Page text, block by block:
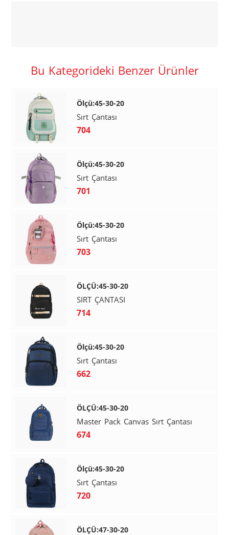
Bu Kategorideki Benzer Ürünler
Ölçü:45-30-20
Sırt Çantası
704
Ölçü:45-30-20
Sırt Çantası
701
Ölçü:45-30-20
Sırt Çantası
703
ÖLÇÜ:45-30-20
SIRT ÇANTASI
714
Ölçü:45-30-20
Sırt Çantası
662
ÖLÇÜ:45-30-20
Master Pack Canvas Sırt Çantası
674
Ölçü:45-30-20
Sırt Çantası
720
ÖLÇÜ:47-30-20